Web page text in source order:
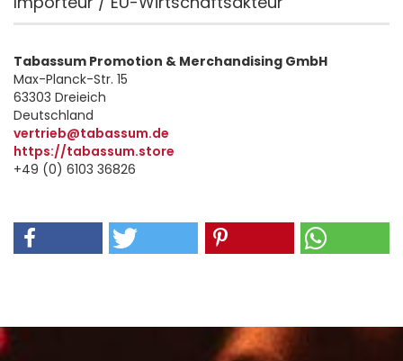
Tabassum Promotion & Merchandising GmbH
Max-Planck-Str. 15
63303 Dreieich
Deutschland
vertrieb@tabassum.de
https://tabassum.store
+49 (0) 6103 36826